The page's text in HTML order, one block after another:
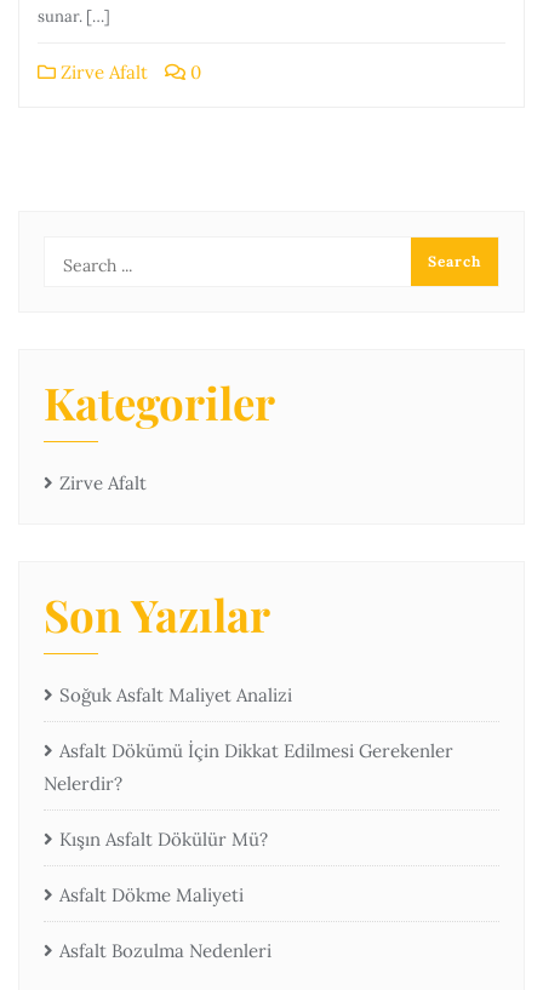
sunar. […]
Zirve Afalt 0
Kategoriler
Zirve Afalt
Son Yazılar
Soğuk Asfalt Maliyet Analizi
Asfalt Dökümü İçin Dikkat Edilmesi Gerekenler
Nelerdir?
Kışın Asfalt Dökülür Mü?
Asfalt Dökme Maliyeti
Asfalt Bozulma Nedenleri